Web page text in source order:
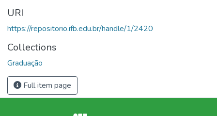
URI
https://repositorio.ifb.edu.br/handle/1/2420
Collections
Graduação
Full item page